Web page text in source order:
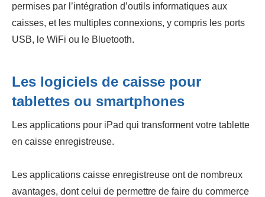
permises par l’intégration d’outils informatiques aux
caisses, et les multiples connexions, y compris les ports
USB, le WiFi ou le Bluetooth.
Les logiciels de caisse pour
tablettes ou smartphones
Les applications pour iPad qui transforment votre tablette
en caisse enregistreuse.
Les applications caisse enregistreuse ont de nombreux
avantages, dont celui de permettre de faire du commerce